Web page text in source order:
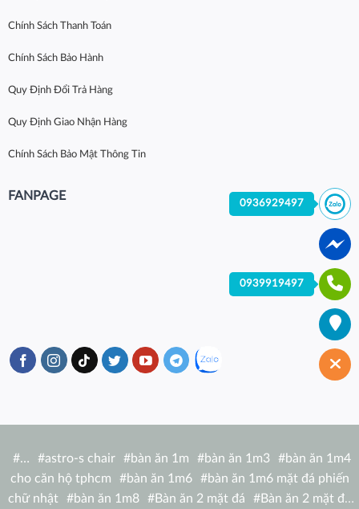
Chính Sách Thanh Toán
Chính Sách Bảo Hành
Quy Định Đổi Trả Hàng
Quy Định Giao Nhận Hàng
Chính Sách Bảo Mật Thông Tin
FANPAGE
#… #astro-s chair #bàn ăn 1m #bàn ăn 1m3 #bàn ăn 1m4
cho căn hộ tphcm
#bàn ăn 1m6 #bàn ăn 1m6 mặt đá phiến
chữ nhật
#bàn ăn 1m8 #Bàn ăn 2 mặt đá #Bàn ăn 2 mặt đá
0936929497
0939919497